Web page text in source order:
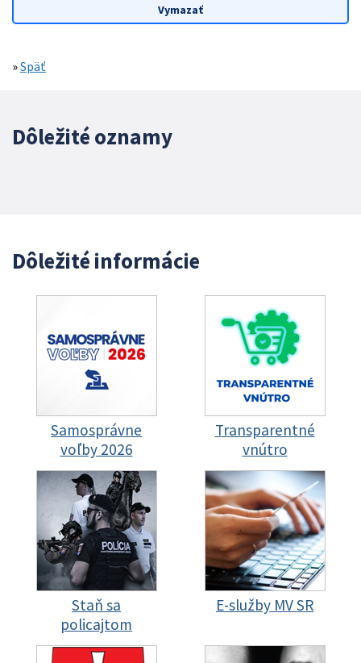
»Späť
Dôležité oznamy
Dôležité informácie
Samosprávne
voľby 2026
Transparentné
vnútro
Staň sa
policajtom
E-služby MV SR